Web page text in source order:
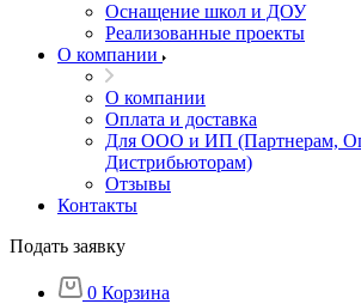
Оснащение школ и ДОУ
Реализованные проекты
О компании
О компании
Оплата и доставка
Для ООО и ИП (Партнерам,
Дистрибьюторам)
Отзывы
Контакты
Подать заявку
0 Корзина